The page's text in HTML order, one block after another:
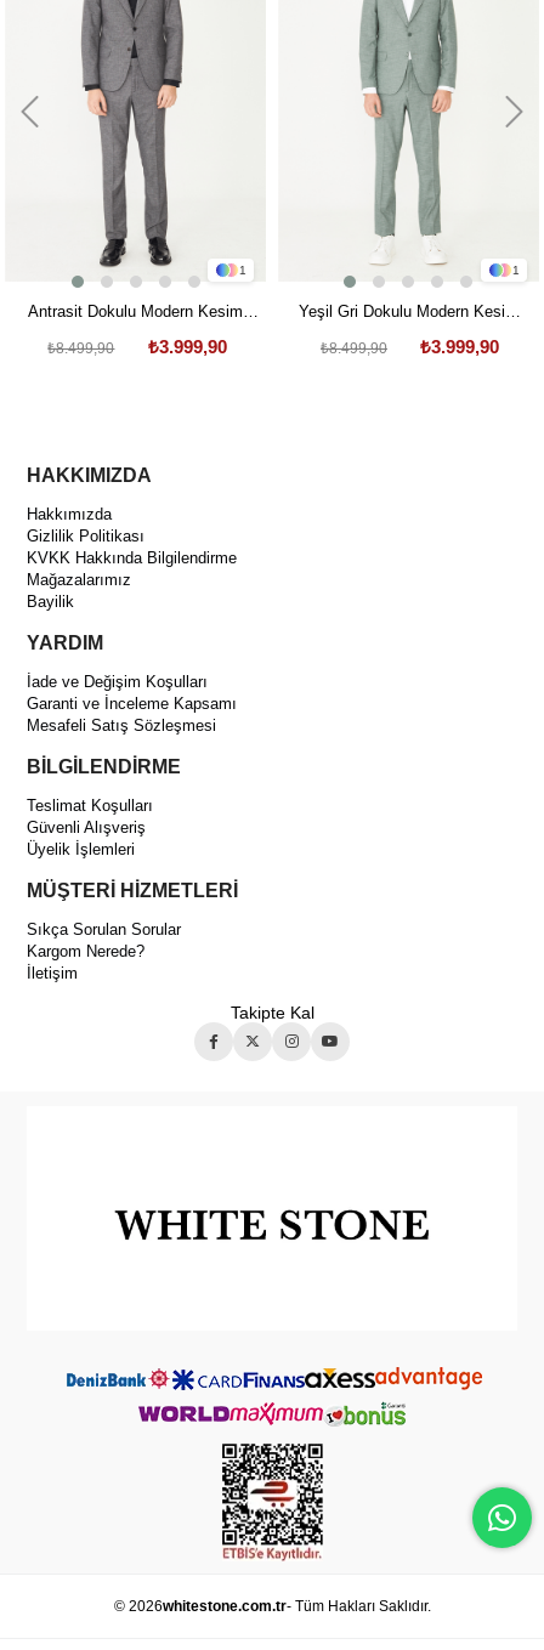
1
Antrasit Dokulu Modern Kesim
₺3.999,90
₺8.499,90
1
Yeşil Gri Dokulu Modern Kesim
₺3.999,90
₺8.499,90
HAKKIMIZDA
Hakkımızda
Gizlilik Politikası
KVKK Hakkında Bilgilendirme
Mağazalarımız
Bayilik
YARDIM
İade ve Değişim Koşulları
Garanti ve İnceleme Kapsamı
Mesafeli Satış Sözleşmesi
BİLGİLENDİRME
Teslimat Koşulları
Güvenli Alışveriş
Üyelik İşlemleri
MÜŞTERİ HİZMETLERİ
Sıkça Sorulan Sorular
Kargom Nerede?
İletişim
Takipte Kal
© 2026whitestone.com.tr- Tüm Hakları Saklıdır.